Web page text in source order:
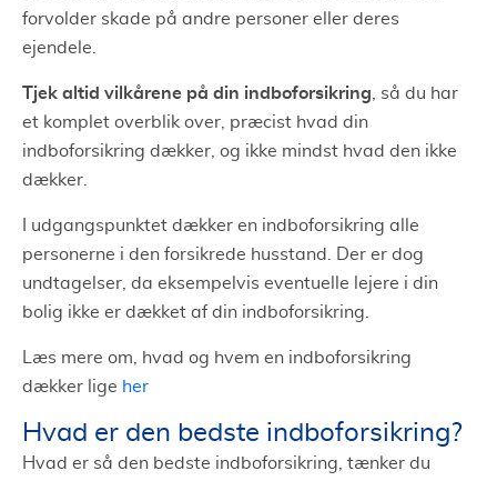
forvolder skade på andre personer eller deres
ejendele.
Tjek altid vilkårene på din indboforsikring , så du har
et komplet overblik over, præcist hvad din
indboforsikring dækker, og ikke mindst hvad den ikke
dækker.
I udgangspunktet dækker en indboforsikring alle
personerne i den forsikrede husstand. Der er dog
undtagelser, da eksempelvis eventuelle lejere i din
bolig ikke er dækket af din indboforsikring.
Læs mere om, hvad og hvem en indboforsikring
dækker lige her
Hvad er den bedste indboforsikring?
Hvad er så den bedste indboforsikring, tænker du